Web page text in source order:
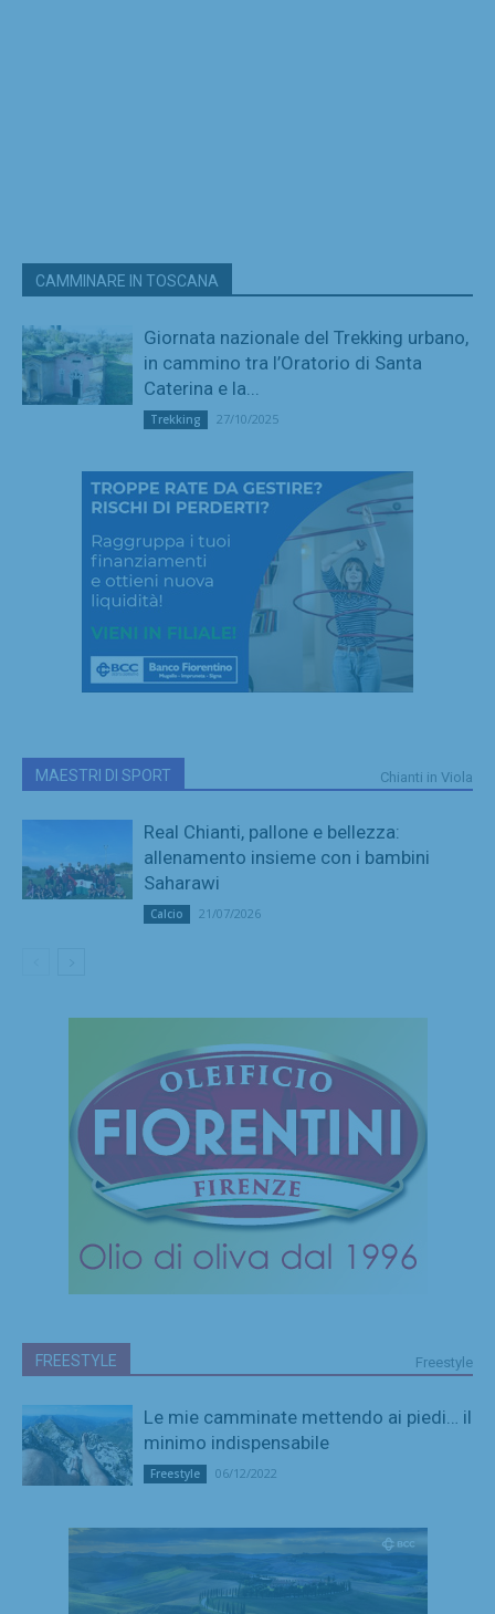
CAMMINARE IN TOSCANA
Giornata nazionale del Trekking urbano,
in cammino tra l’Oratorio di Santa
Caterina e la...
Trekking 27/10/2025
MAESTRI DI SPORT Chianti in Viola
Real Chianti, pallone e bellezza:
allenamento insieme con i bambini
Saharawi
Calcio 21/07/2026
FREESTYLE Freestyle
Le mie camminate mettendo ai piedi… il
minimo indispensabile
Freestyle 06/12/2022